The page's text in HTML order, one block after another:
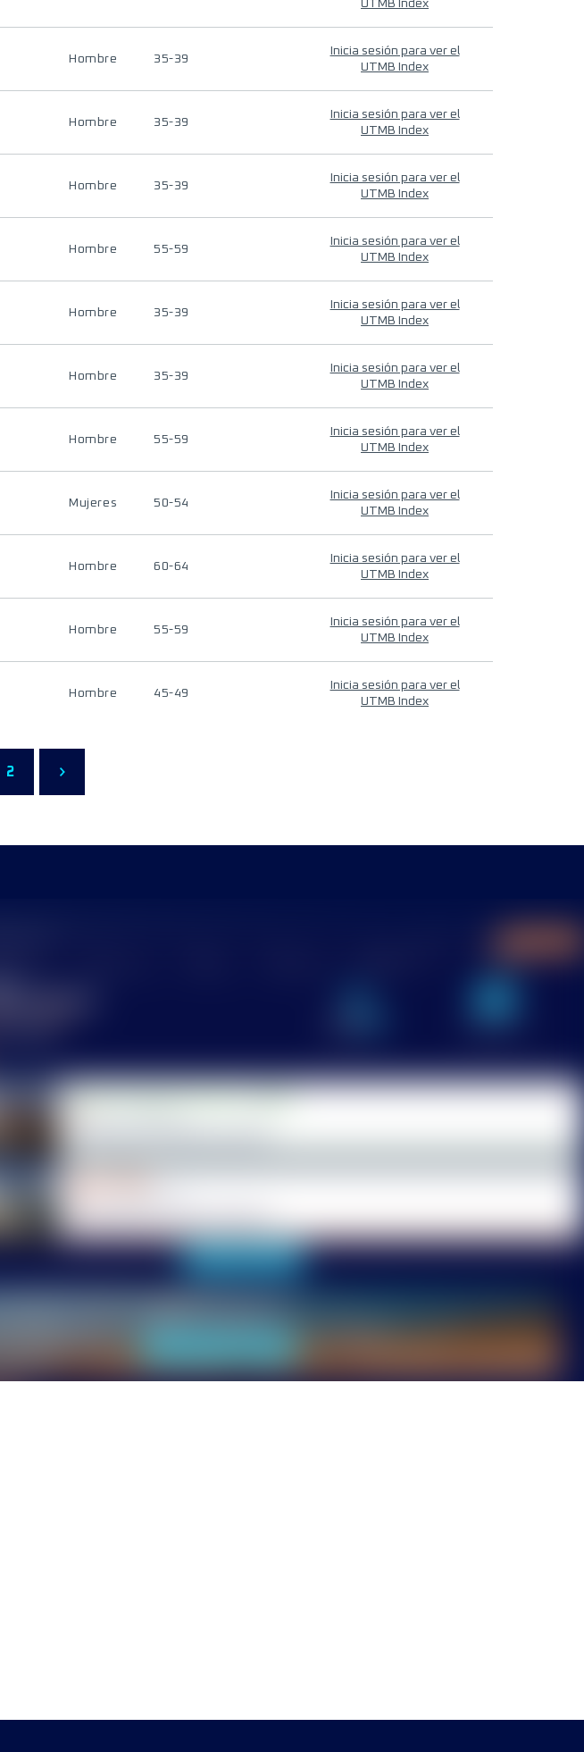
UTMB Index
Hombre 35-39
Inicia sesión para ver el
UTMB Index
Hombre 35-39
Inicia sesión para ver el
UTMB Index
Hombre 35-39
Inicia sesión para ver el
UTMB Index
Hombre 55-59
Inicia sesión para ver el
UTMB Index
Hombre 35-39
Inicia sesión para ver el
UTMB Index
Hombre 35-39
Inicia sesión para ver el
UTMB Index
Hombre 55-59
Inicia sesión para ver el
UTMB Index
Mujeres 50-54
Inicia sesión para ver el
UTMB Index
Hombre 60-64
Inicia sesión para ver el
UTMB Index
Hombre 55-59
Inicia sesión para ver el
UTMB Index
Hombre 45-49
Inicia sesión para ver el
UTMB Index
2